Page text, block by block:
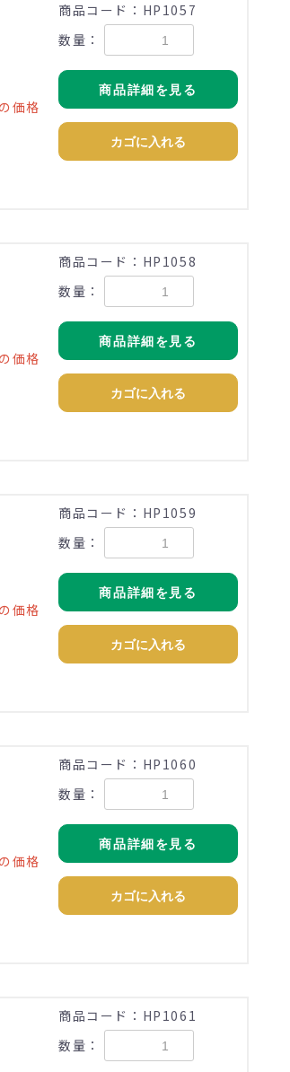
価格
商品コード：HP1057
数量：
商品詳細を見る
カゴに入れる
価格
商品コード：HP1058
数量：
商品詳細を見る
カゴに入れる
価格
商品コード：HP1059
数量：
商品詳細を見る
カゴに入れる
価格
商品コード：HP1060
数量：
商品詳細を見る
カゴに入れる
商品コード：HP1061
数量：